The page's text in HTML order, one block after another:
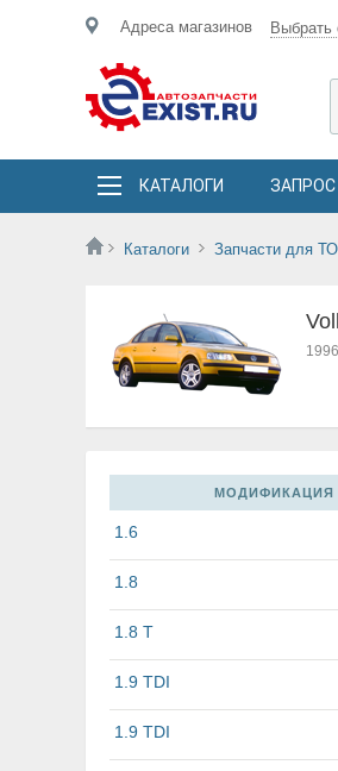
Адреса магазинов Выбрать
КАТАЛОГИ ЗАПРОС
Каталоги Запчасти для ТО
1996
МОДИФИКАЦИЯ
1.6
1.8
1.8 T
1.9 TDI
1.9 TDI